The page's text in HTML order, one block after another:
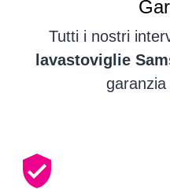
Tutti i nostri
lavastoviglie